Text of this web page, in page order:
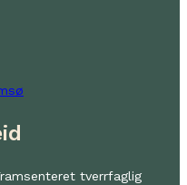
tverrfaglig